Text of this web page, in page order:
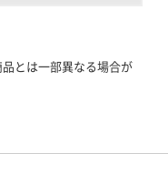
とは一部異なる場合が